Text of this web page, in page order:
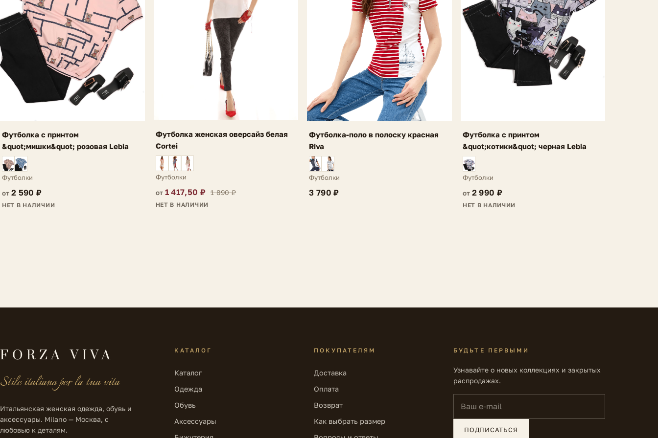
Футболка с принтом
&quot;мишки&quot; розовая Lebia
Футболки
от 2 590 ₽
НЕТ В НАЛИЧИИ
Футболка женская оверсайз белая
Cortei
Футболки
от 1 417,50 ₽ 1 890 ₽
НЕТ В НАЛИЧИИ
Футболка-поло в полоску красная
Riva
Футболки
3 790 ₽
Футболка с принтом
&quot;котики&quot; черная Lebia
Футболки
от 2 990 ₽
НЕТ В НАЛИЧИИ
FORZA VIVA
Stile italiano per la tua vita
Итальянская женская одежда, обувь и
аксессуары. Milano — Москва, с
любовью к деталям.
КАТАЛОГ
Каталог
Одежда
Обувь
Аксессуары
ПОКУПАТЕЛЯМ
Доставка
Оплата
Возврат
Как выбрать размер
БУДЬТЕ ПЕРВЫМИ
Узнавайте о новых коллекциях и закрытых
распродажах.
ПОДПИСАТЬСЯ